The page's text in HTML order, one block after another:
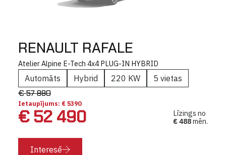
RENAULT RAFALE
Atelier Alpine E-Tech 4x4 PLUG-IN HYBRID
Automāts Hybrid 220 KW 5 vietas
€ 57 880
Ietaupījums: € 5390
€ 52 490
Līzings no
€ 488mēn.
Interesē